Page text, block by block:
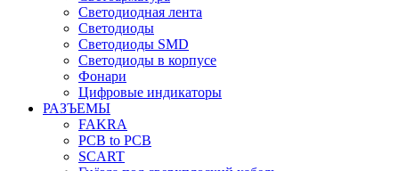
Светодиодная лента
Светодиоды
Светодиоды SMD
Светодиоды в корпусе
Фонари
Цифровые индикаторы
РАЗЪЕМЫ
FAKRA
PCB to PCB
SCART